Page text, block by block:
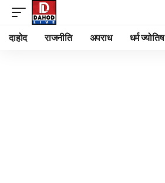
दाहोद राजनीति अपराध धर्म ज्योतिष